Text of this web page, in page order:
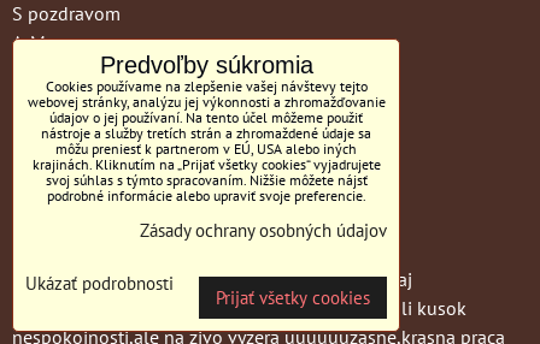
S pozdravom
A. M.
Spokojní
zákazníci
Este raz srdecna vdaka za krasnu sedacku,je ozaj
neskutocna,ospravedlnujeme sa ak sme prejavili kusok
nespokojnosti,ale na zivo vyzera uuuuuuzasne,krasna praca
Predvoľby súkromia
Cookies používame na zlepšenie vašej návštevy tejto
webovej stránky, analýzu jej výkonnosti a zhromažďovanie
údajov o jej používaní. Na tento účel môžeme použiť
nástroje a služby tretích strán a zhromaždené údaje sa
môžu preniesť k partnerom v EÚ, USA alebo iných
krajinách. Kliknutím na „Prijať všetky cookies“ vyjadrujete
svoj súhlas s týmto spracovaním. Nižšie môžete nájsť
podrobné informácie alebo upraviť svoje preferencie.
Zásady ochrany osobných údajov
Ukázať podrobnosti
Prijať všetky cookies